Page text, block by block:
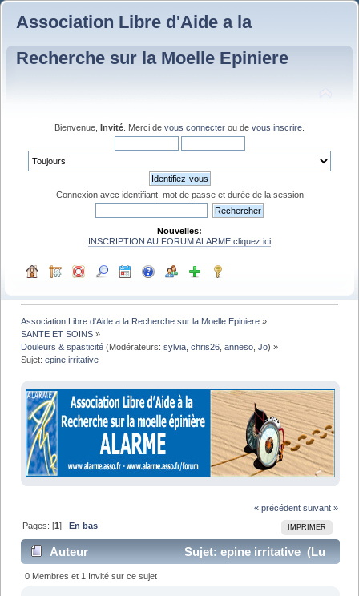
Association Libre d'Aide a la
Recherche sur la Moelle Epiniere
Bienvenue, Invité . Merci de vous connecter ou de vous inscrire
Connexion avec identifiant, mot de passe et durée de la session
Nouvelles:
INSCRIPTION AU FORUM ALARME cliquez ici
Association Libre d'Aide a la Recherche sur la Moelle Epiniere »
SANTE ET SOINS »
Douleurs & spasticité (Modérateurs:sylvia ,chris26 ,anneso ,Jo) »
Sujet:epine irritative
« précédent suivant »
IMPRIMER
Pages: [1] En bas
Auteur
Sujet: epine irritative (Lu
28912 fois)
0 Membres et 1 Invité sur ce sujet